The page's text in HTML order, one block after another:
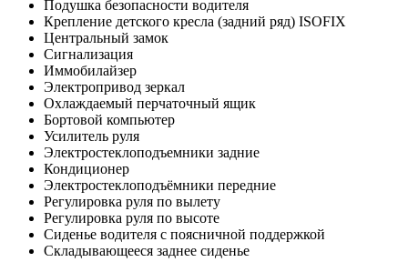
Подушка безопасности водителя
Крепление детского кресла (задний ряд) ISOFIX
Центральный замок
Сигнализация
Иммобилайзер
Электропривод зеркал
Охлаждаемый перчаточный ящик
Бортовой компьютер
Усилитель руля
Электростеклоподъемники задние
Кондиционер
Электростеклоподъёмники передние
Регулировка руля по вылету
Регулировка руля по высоте
Сиденье водителя с поясничной поддержкой
Складывающееся заднее сиденье